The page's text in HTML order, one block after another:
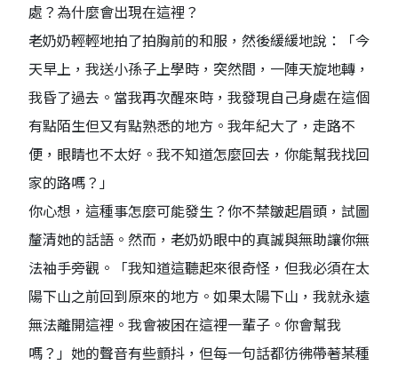
處？為什麼會出現在這裡？
老奶奶輕輕地拍了拍胸前的和服，然後緩緩地說：「今
天早上，我送小孫子上學時，突然間，一陣天旋地轉，
我昏了過去。當我再次醒來時，我發現自己身處在這個
有點陌生但又有點熟悉的地方。我年紀大了，走路不
便，眼睛也不太好。我不知道怎麼回去，你能幫我找回
家的路嗎？」
你心想，這種事怎麼可能發生？你不禁皺起眉頭，試圖
釐清她的話語。然而，老奶奶眼中的真誠與無助讓你無
法袖手旁觀。「我知道這聽起來很奇怪，但我必須在太
陽下山之前回到原來的地方。如果太陽下山，我就永遠
無法離開這裡。我會被困在這裡一輩子。你會幫我
嗎？」她的聲音有些顫抖，但每一句話都彷彿帶著某種